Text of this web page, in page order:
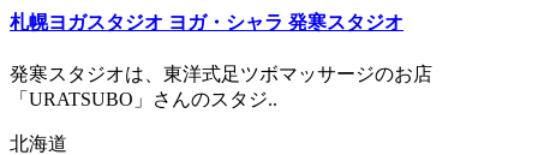
札幌ヨガスタジオ ヨガ・シャラ 発寒スタジオ
発寒スタジオは、東洋式足ツボマッサージのお店
「URATSUBO」さんのスタジ..
北海道